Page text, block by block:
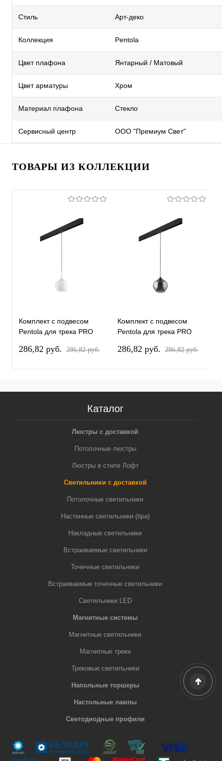
Стиль Арт-деко
Коллекция Pentola
Цвет плафона Янтарный / Матовый
Цвет арматуры Хром
Материал плафона Стекло
Сервисный центр ООО "Премиум Свет"
ТОВАРЫ ИЗ КОЛЛЕКЦИИ
Комплект с подвесом
Pentola для трека PRO
286,82 pуб. 286,82 pуб.
Комплект с подвесом
Pentola для трека PRO
286,82 pуб. 286,82 pуб.
Каталог
Люстры с доставкой
Потолочные люстры
Люстры в стиле Лофт
Светильники с доставкой
Потолочные светильники
Настенные светильники (бра)
Накладные светильники
Встраиваемые светильники
Точечные светильники
Встраиваемые точечные светильники
Светильники LED
Магнитные системы
Магнитные светильники
Магнитные треки
Трековые светильники
Напольные торшеры
Настольные лампы
Светодиодные профили